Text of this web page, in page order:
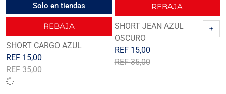
Solo en tiendas
REBAJA
SHORT CARGO AZUL
REF35,00
REF 15,00
REBAJA
SHORT JEAN AZUL
OSCURO
REF35,00
REF 15,00
+